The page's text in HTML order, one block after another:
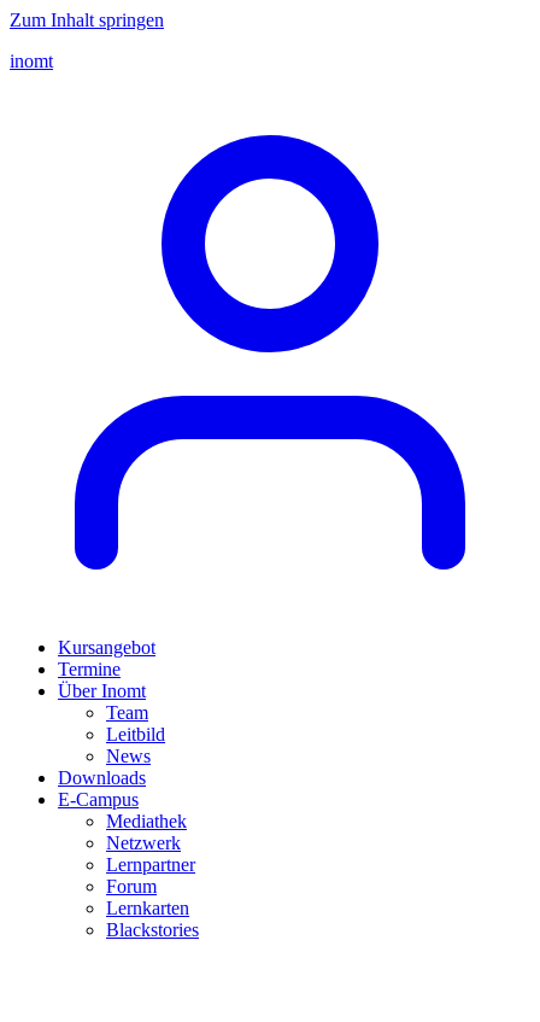
Zum Inhalt springen
inomt
Kursangebot
Termine
Über Inomt
Team
Leitbild
News
Downloads
E-Campus
Mediathek
Netzwerk
Lernpartner
Forum
Lernkarten
Blackstories